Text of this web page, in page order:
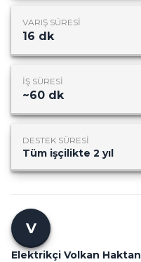
VARIŞ SÜRESI
16 dk
İŞ SÜRESI
~60 dk
DESTEK SÜRESI
Tüm işçilikte 2 yıl
V
Elektrikçi Volkan Haktan